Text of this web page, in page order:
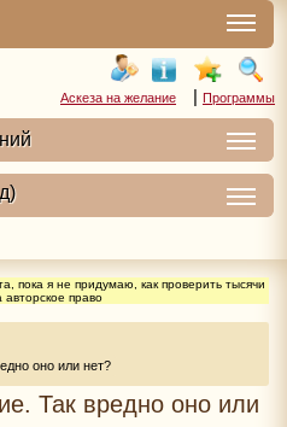
Аскеза на желание | Программы
пока я не придумаю, как проверить тысячи
авторское право
оно или нет?
Так вредно оно или